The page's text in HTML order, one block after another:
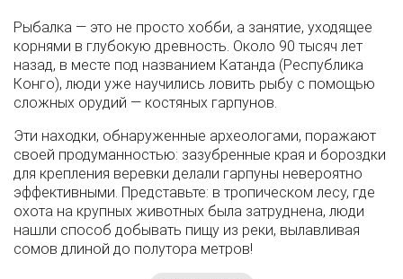
Рыбалка — это не просто хобби, а занятие, уходящее
корнями в глубокую древность. Около 90 тысяч лет
назад, в месте под названием Катанда (Республика
Конго), люди уже научились ловить рыбу с помощью
сложных орудий — костяных гарпунов.
Эти находки, обнаруженные археологами, поражают
своей продуманностью: зазубренные края и бороздки
для крепления веревки делали гарпуны невероятно
эффективными. Представьте: в тропическом лесу, где
охота на крупных животных была затруднена, люди
нашли способ добывать пищу из реки, вылавливая
сомов длиной до полутора метров!